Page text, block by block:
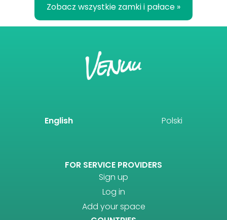
Zobacz wszystkie zamki i pałace »
English Polski
FOR SERVICE PROVIDERS
Sign up
Log in
Add your space